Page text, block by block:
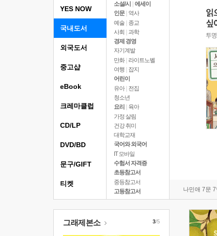
YES NOW
국내도서
소설/시
에세이
인문
역사
예술 | 종교
사회 | 과학
경제 경영
자기계발
만화 | 라이트노벨
여행
잡지
어린이
유아 | 전집
청소년
요리
육아
가정 살림
건강 취미
대학교재
국어와 외국어
IT 모바일
수험서 자격증
초등참고서
중등참고서
고등참고서
나민애 7문
외국도서
중고샵
eBook
크레마클럽
CD/LP
DVD/BD
문구/GIFT
티켓
그래제본소 3/5